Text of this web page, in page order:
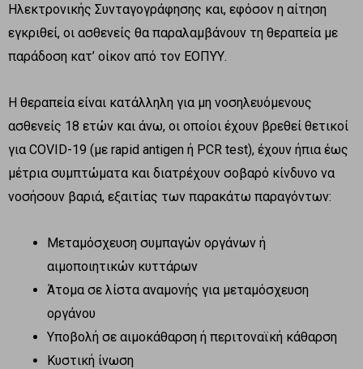
Ηλεκτρονικής Συνταγογράφησης και, εφόσον η αίτηση
εγκριθεί, οι ασθενείς θα παραλαμβάνουν τη θεραπεία με
παράδοση κατ’ οίκον από τον ΕΟΠΥΥ.
Η θεραπεία είναι κατάλληλη για μη νοσηλευόμενους
ασθενείς 18 ετών και άνω, οι οποίοι έχουν βρεθεί θετικοί
για COVID-19 (με rapid antigen ή PCR test), έχουν ήπια έως
μέτρια συμπτώματα και διατρέχουν σοβαρό κίνδυνο να
νοσήσουν βαριά, εξαιτίας των παρακάτω παραγόντων:
Μεταμόσχευση συμπαγών οργάνων ή
αιμοποιητικών κυττάρων
Άτομα σε λίστα αναμονής για μεταμόσχευση
οργάνου
Υποβολή σε αιμοκάθαρση ή περιτοναϊκή κάθαρση
Κυστική ίνωση